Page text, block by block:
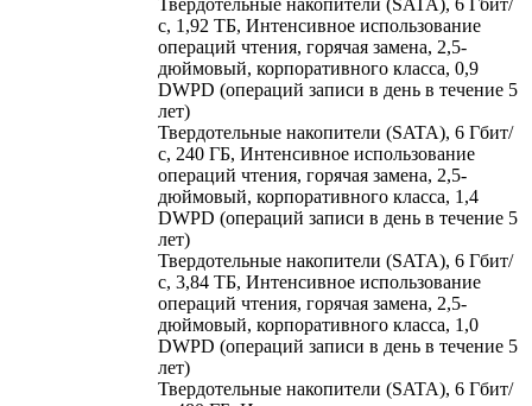
с, 1,92 ТБ, Интенсивное использование
операций чтения, горячая замена, 2,5-
дюймовый, корпоративного класса, 0,9
DWPD (операций записи в день в течение 5
лет)
Твердотельные накопители (SATA), 6 Гбит/
с, 240 ГБ, Интенсивное использование
операций чтения, горячая замена, 2,5-
дюймовый, корпоративного класса, 1,4
DWPD (операций записи в день в течение 5
лет)
Твердотельные накопители (SATA), 6 Гбит/
с, 3,84 ТБ, Интенсивное использование
операций чтения, горячая замена, 2,5-
дюймовый, корпоративного класса, 1,0
DWPD (операций записи в день в течение 5
лет)
Твердотельные накопители (SATA), 6 Гбит/